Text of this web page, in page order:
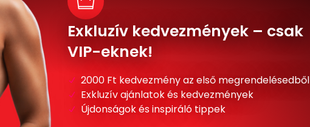
Exkluzív kedvezmények – csak
VIP-eknek!
2000 Ft kedvezmény az első megrendelésedből
Exkluzív ajánlatok és kedvezmények
Újdonságok és inspiráló tippek